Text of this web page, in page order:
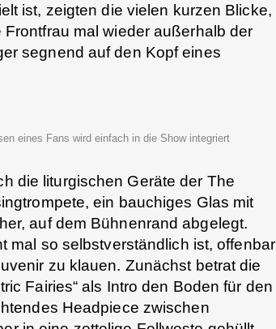
ist, zeigten die vielen kurzen Blicke,
mal wieder außerhalb der
segnend auf den Kopf eines
eines Fans wird einfach in die Show integriert
die liturgischen Geräte der The
ein bauchiges Glas mit
auf dem Bühnenrand abgelegt.
mal so selbstverständlich ist, offenbar
zu klauen. Zunächst betrat die
Fairies“ als Intro den Boden für den
Headpiece zwischen